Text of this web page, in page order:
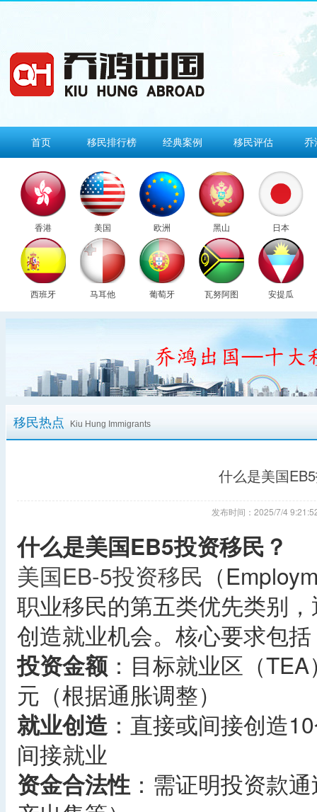
首页 移民排行榜 经典案例 移民评估 乔
香港 美国 欧洲 黑山 日本
西班牙 马耳他 葡萄牙 瓦努阿图 安提瓜
移民热点 Kiu Hung Immigrants
什么是美国
发布时间：2025/7/4
什么是美国EB5投资移民？
美国EB-5投资移民 （
职业移民的第五类优先类别
创造就业机会。核心要求包
投资金额 ：目标就业区（
元（根据通胀调整）
就业创造：直接或间接创造
间接就业
资金合法性：需证明投资款